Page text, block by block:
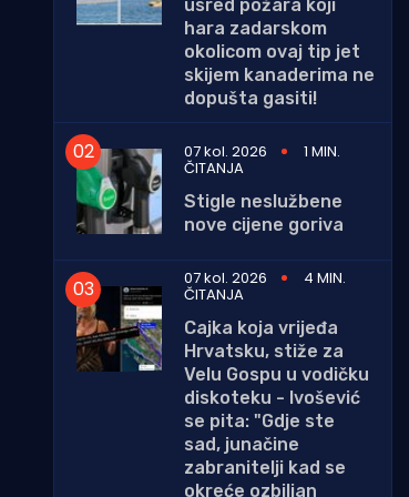
usred požara koji
hara zadarskom
okolicom ovaj tip jet
skijem kanaderima ne
dopušta gasiti!
07 kol. 2026 1 MIN.
ČITANJA
Stigle neslužbene
nove cijene goriva
07 kol. 2026 4 MIN.
ČITANJA
Cajka koja vrijeđa
Hrvatsku, stiže za
Velu Gospu u vodičku
diskoteku - Ivošević
se pita: "Gdje ste
sad, junačine
zabranitelji kad se
okreće ozbiljan